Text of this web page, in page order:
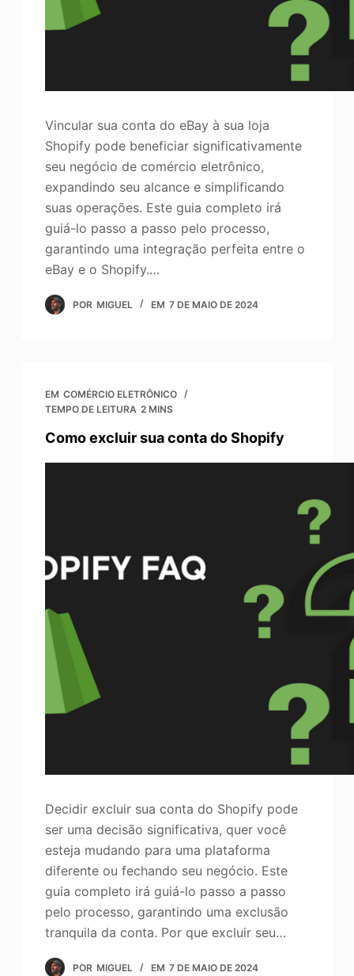
Vincular sua conta do eBay à sua loja
Shopify pode beneficiar significativamente
seu negócio de comércio eletrônico,
expandindo seu alcance e simplificando
suas operações. Este guia completo irá
guiá-lo passo a passo pelo processo,
garantindo uma integração perfeita entre o
eBay e o Shopify.…
POR MIGUEL EM 7 DE MAIO DE 2024
EM COMÉRCIO ELETRÔNICO
TEMPO DE LEITURA 2 MINS
Como excluir sua conta do Shopify
Decidir excluir sua conta do Shopify pode
ser uma decisão significativa, quer você
esteja mudando para uma plataforma
diferente ou fechando seu negócio. Este
guia completo irá guiá-lo passo a passo
pelo processo, garantindo uma exclusão
tranquila da conta. Por que excluir seu…
POR MIGUEL EM 7 DE MAIO DE 2024